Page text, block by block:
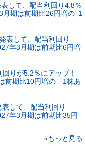
して、配当利回り4.8％
期は前期比26円増の｢1
表して、配当利回り
年3月期は前期比6円増
りが5.2％にアップ！
前期比10円増の「1株あ
して、配当利回り
年3月期は前期比35円
»もっと見る